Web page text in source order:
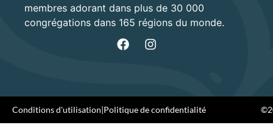
membres adorant dans plus de 30 000
congrégations dans 165 régions du monde.
Conditions d'utilisation|Politique de confidentialité